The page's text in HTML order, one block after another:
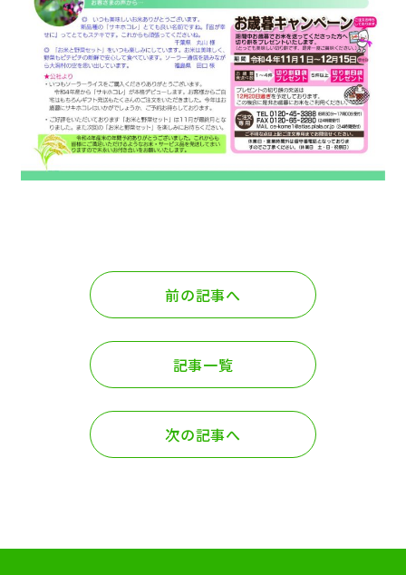
前の記事へ
記事一覧
次の記事へ